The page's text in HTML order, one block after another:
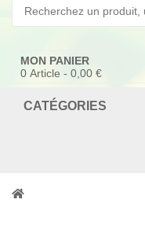
MON PANIER
0 Article - 0,00 €
CATÉGORIES